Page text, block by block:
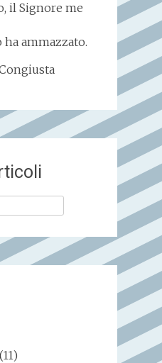
il Signore me
ha ammazzato.
(11)